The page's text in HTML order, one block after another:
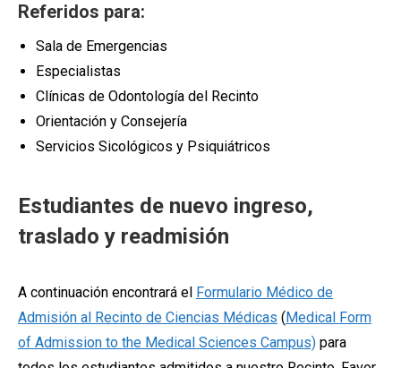
Referidos para:
Sala de Emergencias
Especialistas
Clínicas de Odontología del Recinto
Orientación y Consejería
Servicios Sicológicos y Psiquiátricos
Estudiantes de nuevo ingreso,
traslado y readmisión
A continuación encontrará el Formulario Médico de
Admisión al Recinto de Ciencias Médicas ( Medical Form
of Admission to the Medical Sciences Campus) para